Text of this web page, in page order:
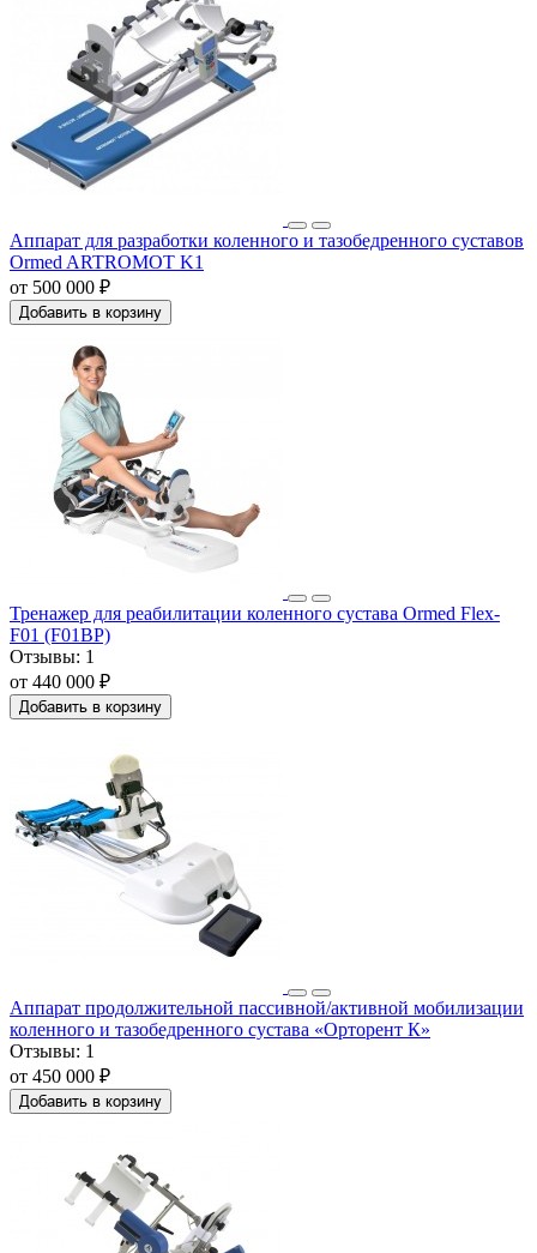
Аппарат для разработки коленного и тазобедренного суставов
Ormed ARTROMOT K1
от 500 000 ₽
Добавить в корзину
Тренажер для реабилитации коленного сустава Ormed Flex-
F01 (F01BP)
Отзывы: 1
от 440 000 ₽
Добавить в корзину
Аппарат продолжительной пассивной/активной мобилизации
коленного и тазобедренного сустава «Орторент К»
Отзывы: 1
от 450 000 ₽
Добавить в корзину